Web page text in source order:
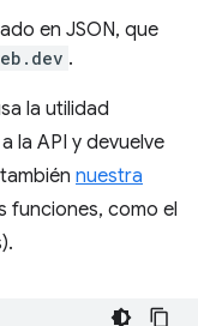
en JSON, que
.
la utilidad
la API y devuelve
nuestra
funciones, como el